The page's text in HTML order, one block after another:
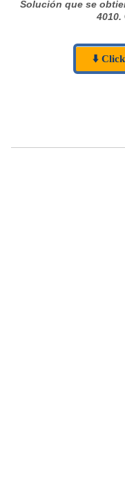
Solución que se
4010.
⬇️